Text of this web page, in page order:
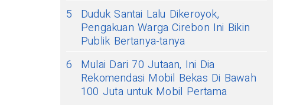
5
Duduk Santai Lalu Dikeroyok,
Pengakuan Warga Cirebon Ini Bikin
Publik Bertanya-tanya
6
Mulai Dari 70 Jutaan, Ini Dia
Rekomendasi Mobil Bekas Di Bawah
100 Juta untuk Mobil Pertama